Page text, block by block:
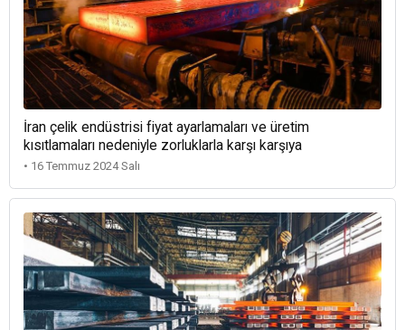
İran çelik endüstrisi fiyat ayarlamaları ve üretim
kısıtlamaları nedeniyle zorluklarla karşı karşıya
• 16 Temmuz 2024 Salı